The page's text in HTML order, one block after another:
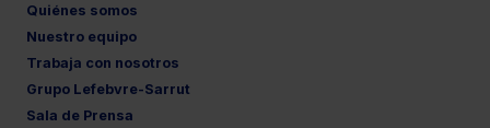
Quiénes somos
Nuestro equipo
Trabaja con nosotros
Grupo Lefebvre-Sarrut
Sala de Prensa